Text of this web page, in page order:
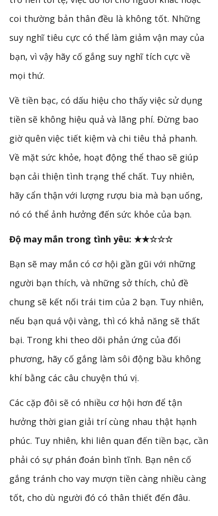
coi thường bản thân đều là không tốt. Những
suy nghĩ tiêu cực có thể làm giảm vận may của
bạn, vì vậy hãy cố gắng suy nghĩ tích cực về
mọi thứ.
Về tiền bạc, có dấu hiệu cho thấy việc sử dụng
tiền sẽ không hiệu quả và lãng phí. Đừng bao
giờ quên việc tiết kiệm và chi tiêu thả phanh.
Về mặt sức khỏe, hoạt động thể thao sẽ giúp
bạn cải thiện tình trạng thể chất. Tuy nhiên,
hãy cẩn thận với lượng rượu bia mà bạn uống,
nó có thể ảnh hưởng đến sức khỏe của bạn.
Độ may mắn trong tình yêu: ★★☆☆☆
Bạn sẽ may mắn có cơ hội gần gũi với những
người bạn thích, và những sở thích, chủ đề
chung sẽ kết nối trái tim của 2 bạn. Tuy nhiên,
nếu bạn quá vội vàng, thì có khả năng sẽ thất
bại. Trong khi theo dõi phản ứng của đối
phương, hãy cố gắng làm sôi động bầu không
khí bằng các câu chuyện thú vị.
Các cặp đôi sẽ có nhiều cơ hội hơn để tận
hưởng thời gian giải trí cùng nhau thật hạnh
phúc. Tuy nhiên, khi liên quan đến tiền bạc, cần
phải có sự phán đoán bình tĩnh. Bạn nên cố
gắng tránh cho vay mượn tiền càng nhiều càng
tốt, cho dù người đó có thân thiết đến đâu.